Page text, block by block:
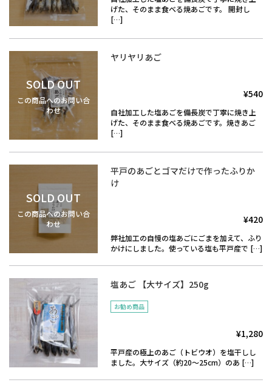
げた、そのまま食べる焼あごです。 開封し
[…]
SOLD OUT
この商品へのお問い合
わせ
ヤリヤリあご
¥540
自社加工した塩あごを備長炭で丁寧に焼き上
げた、そのまま食べる焼あごです。焼きあご
[…]
SOLD OUT
この商品へのお問い合
わせ
平戸のあごとゴマだけで作ったふりか
け
¥420
弊社加工の自慢の塩あごにごまを加えて、ふり
かけにしました。使っている塩も平戸産で […]
塩あご 【大サイズ】250g
お勧め商品
¥1,280
平戸産の極上のあご（トビウオ）を塩干しし
ました。大サイズ（約20～25cm）のあ […]